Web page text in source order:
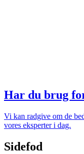
Har du brug
Vi kan radgive om de
vores eksperter i dag.
Sidefod